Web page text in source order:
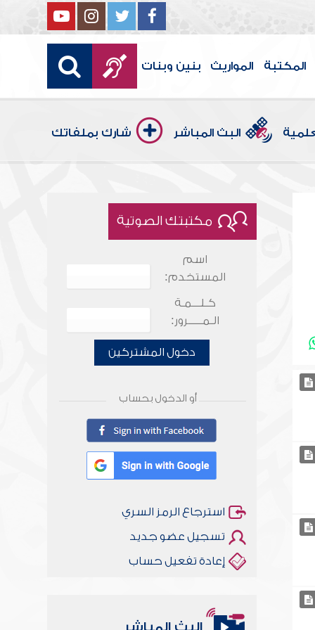
المكتبة المواريث بنين وبنات
البث المباشر شارك بملفاتك
مكتبتك الصوتية
اسم
المستخدم:
كـلـــمـة
الـمـــــرور:
دخول المشتركين
أو الدخول بحساب
استرجاع الرمز السري
تسجيل عضو جديد
إعادة تفعيل حساب